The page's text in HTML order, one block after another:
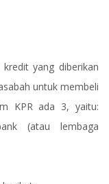
kredit yang diberikan
untuk membeli
KPR ada 3, yaitu:
(atau lembaga